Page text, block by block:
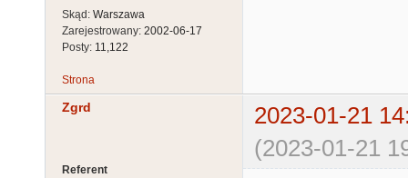
Skąd: Warszawa
Zarejestrowany: 2002-06-17
Posty: 11,122
Strona
Zgrd
2023-01-21
(2023-01-21
Referent